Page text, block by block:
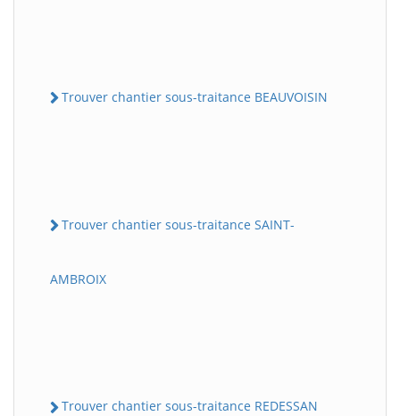
Trouver chantier sous-traitance BEAUVOISIN
Trouver chantier sous-traitance SAINT-
AMBROIX
Trouver chantier sous-traitance REDESSAN